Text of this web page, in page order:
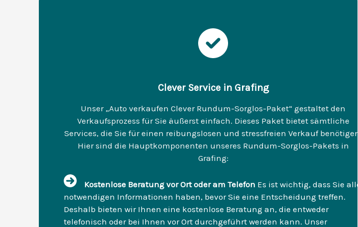
Clever Service in Grafing
Unser „Auto verkaufen Clever Rundum-Sorglos-Paket“ gestaltet den
Verkaufsprozess für Sie äußerst einfach. Dieses Paket bietet sämtliche
Services, die Sie für einen reibungslosen und stressfreien Verkauf benötigen.
Hier sind die Hauptkomponenten unseres Rundum-Sorglos-Pakets in
Grafing:
Kostenlose Beratung vor Ort oder am Telefon Es ist wichtig, dass Sie alle
notwendigen Informationen haben, bevor Sie eine Entscheidung treffen.
Deshalb bieten wir Ihnen eine kostenlose Beratung an, die entweder
telefonisch oder bei Ihnen vor Ort durchgeführt werden kann. Unser